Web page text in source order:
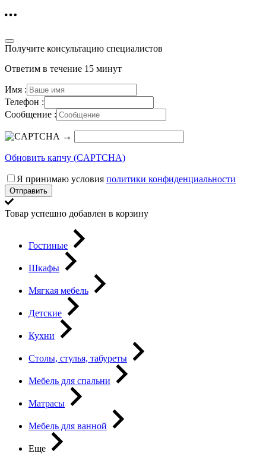
Получите консультацию специалистов
Ответим в течение 15 минут
Имя :
Телефон :
Сообщение :
→
Обновить капчу (CAPTCHA)
Я принимаю условия политики конфиденциальности
Отправить
Товар успешно добавлен в корзину
Гостиные
Шкафы
Мягкая мебель
Детские
Кухни
Столы, стулья, табуреты
Мебель для спальни
Матрасы
Мебель для ванной
Еще